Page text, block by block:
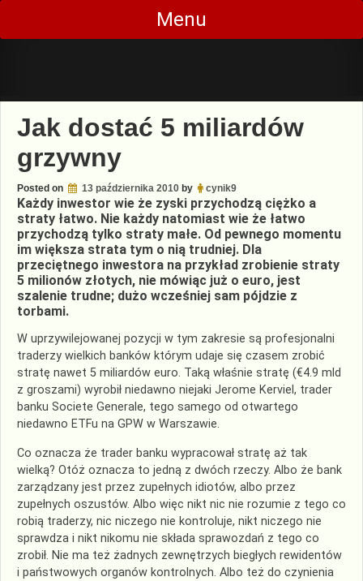
Skip
content
Menu
Jak dostać 5 miliardów
grzywny
Posted on 13 października 2010 by cynik9
Każdy inwestor wie że zyski przychodzą ciężko a
straty łatwo. Nie każdy natomiast wie że łatwo
przychodzą tylko straty małe. Od pewnego momentu
im większa strata tym o nią trudniej. Dla
przeciętnego inwestora na przykład zrobienie straty
5 milionów złotych, nie mówiąc już o euro, jest
szalenie trudne; dużo wcześniej sam pójdzie z
torbami.
W uprzywilejowanej pozycji w tym zakresie są profesjonalni
traderzy wielkich banków którym udaje się czasem zrobić
stratę nawet 5 miliardów euro. Taką właśnie stratę (€4.9 mld
z groszami) wyrobił niedawno niejaki Jerome Kerviel, trader
banku Societe Generale, tego samego od otwartego
niedawno ETFu na GPW w Warszawie.
Co oznacza że trader banku wypracował stratę aż tak
wielką? Otóż oznacza to jedną z dwóch rzeczy. Albo że bank
zarządzany jest przez zupełnych idiotów, albo przez
zupełnych oszustów. Albo więc nikt nic nie rozumie z tego co
robią traderzy, nic niczego nie kontroluje, nikt niczego nie
sprawdza i nikt nikomu nie składa sprawozdań z tego co
zrobił. Nie ma też żadnych zewnętrzych biegłych rewidentów
i państwowych organów kontrolnych. Albo też do czynienia